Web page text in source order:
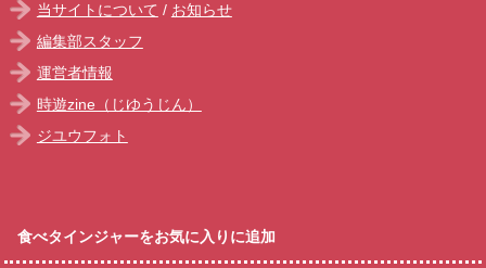
当サイトについて / お知らせ
編集部スタッフ
運営者情報
時遊zine（じゆうじん）
ジユウフォト
食べタインジャーをお気に入りに追加